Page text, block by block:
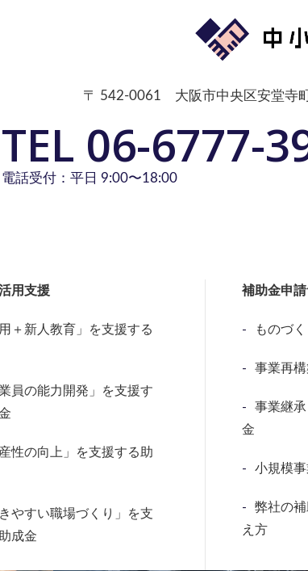
〒 542-0061 大阪市中央区安堂寺
TEL 06-6777-
電話受付：平日 9:00〜18:00
用支援
用＋新人教育」を支援する
業員の能力開発」を支援す
産性の向上」を支援する助
きやすい職場づくり」を支
成金
補助金申
ものづ
事業再
事業継
金
小規模
弊社の
え方